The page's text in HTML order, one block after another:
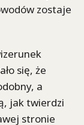
zostaje
się, że
a
jak twierdzi
stronie